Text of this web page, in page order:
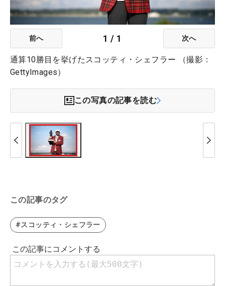
前へ 1 / 1 次へ
通算10勝目を挙げたスコッティ・シェフラー （撮影：
GettyImages）
この写真の記事を読む
この記事のタグ
#スコッティ・シェフラー